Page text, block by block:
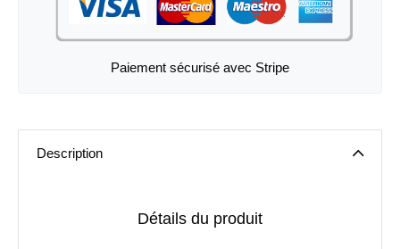
Paiement sécurisé avec Stripe
Description
Détails du produit